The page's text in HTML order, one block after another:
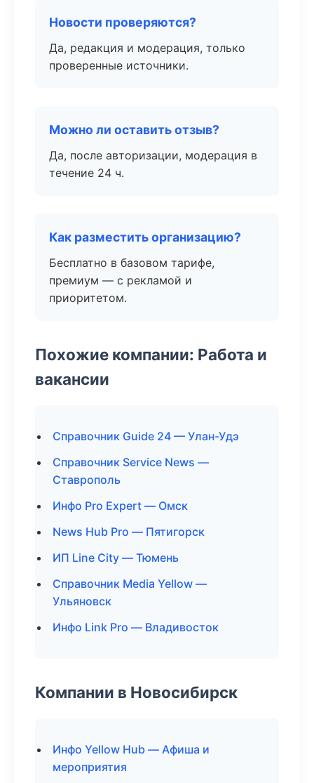
Новости проверяются?
Да, редакция и модерация, только
проверенные источники.
Можно ли оставить отзыв?
Да, после авторизации, модерация в
течение 24 ч.
Как разместить организацию?
Бесплатно в базовом тарифе,
премиум — с рекламой и
приоритетом.
Похожие компании: Работа и
вакансии
Справочник Guide 24 — Улан-Удэ
Справочник Service News —
Ставрополь
Инфо Pro Expert — Омск
News Hub Pro — Пятигорск
ИП Line City — Тюмень
Справочник Media Yellow —
Ульяновск
Инфо Link Pro — Владивосток
Компании в Новосибирск
Инфо Yellow Hub — Афиша и
мероприятия